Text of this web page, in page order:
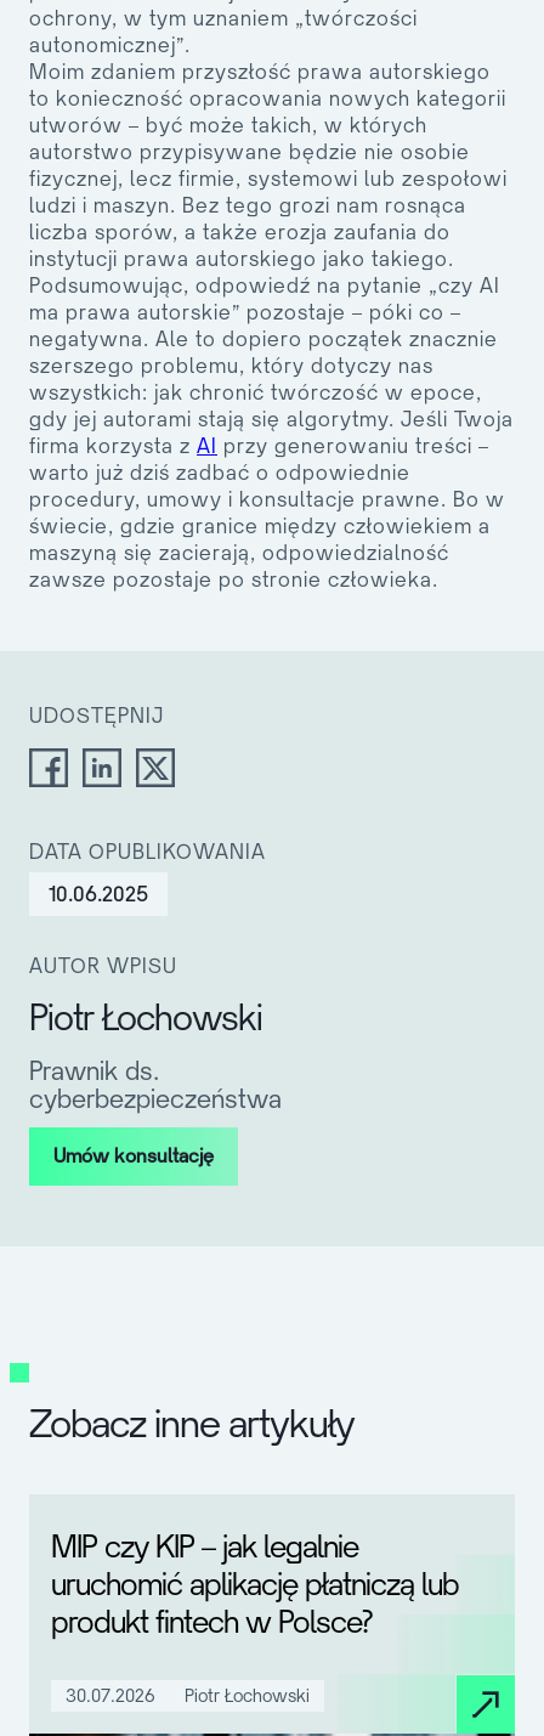
UDOSTĘPNIJ
DATA OPUBLIKOWANIA
10.06.2025
AUTOR WPISU
Piotr Łochowski
Prawnik ds.
cyberbezpieczeństwa
Umów konsultację
ochrony, w tym uznaniem „twórczości
autonomicznej”.
Moim zdaniem przyszłość prawa autorskiego
to konieczność opracowania nowych kategorii
utworów – być może takich, w których
autorstwo przypisywane będzie nie osobie
fizycznej, lecz firmie, systemowi lub zespołowi
ludzi i maszyn. Bez tego grozi nam rosnąca
liczba sporów, a także erozja zaufania do
instytucji prawa autorskiego jako takiego.
Podsumowując, odpowiedź na pytanie „czy AI
ma prawa autorskie” pozostaje – póki co –
negatywna. Ale to dopiero początek znacznie
szerszego problemu, który dotyczy nas
wszystkich: jak chronić twórczość w epoce,
gdy jej autorami stają się algorytmy. Jeśli Twoja
firma korzysta z AI przy generowaniu treści –
warto już dziś zadbać o odpowiednie
procedury, umowy i konsultacje prawne. Bo w
świecie, gdzie granice między człowiekiem a
maszyną się zacierają, odpowiedzialność
zawsze pozostaje po stronie człowieka.
Zobacz inne artykuły
MIP czy KIP – jak legalnie
uruchomić aplikację płatniczą lub
produkt fintech w Polsce?
30.07.2026 Piotr Łochowski